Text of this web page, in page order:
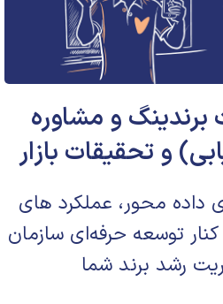
و مشاوره
و تحقیقات بازار
داده محور، عملکرد های
توسعه حرفه‌ای سازمان
رشد برند شما